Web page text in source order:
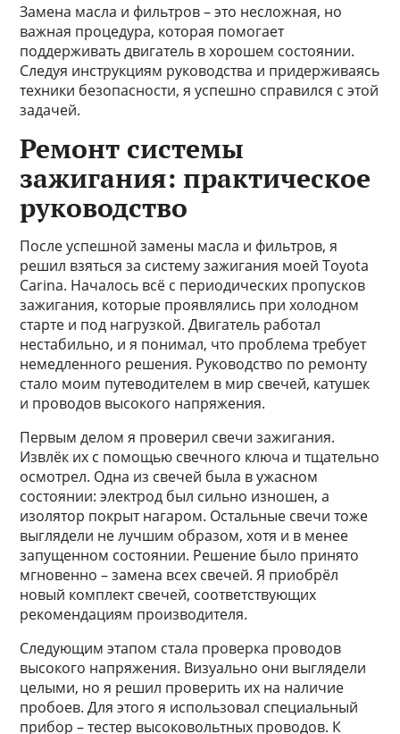
Замена масла и фильтров – это несложная, но
важная процедура, которая помогает
поддерживать двигатель в хорошем состоянии.
Следуя инструкциям руководства и придерживаясь
техники безопасности, я успешно справился с этой
задачей.
Ремонт системы
зажигания: практическое
руководство
После успешной замены масла и фильтров, я
решил взяться за систему зажигания моей Toyota
Carina. Началось всё с периодических пропусков
зажигания, которые проявлялись при холодном
старте и под нагрузкой. Двигатель работал
нестабильно, и я понимал, что проблема требует
немедленного решения. Руководство по ремонту
стало моим путеводителем в мир свечей, катушек
и проводов высокого напряжения.
Первым делом я проверил свечи зажигания.
Извлёк их с помощью свечного ключа и тщательно
осмотрел. Одна из свечей была в ужасном
состоянии: электрод был сильно изношен, а
изолятор покрыт нагаром. Остальные свечи тоже
выглядели не лучшим образом, хотя и в менее
запущенном состоянии. Решение было принято
мгновенно – замена всех свечей. Я приобрёл
новый комплект свечей, соответствующих
рекомендациям производителя.
Следующим этапом стала проверка проводов
высокого напряжения. Визуально они выглядели
целыми, но я решил проверить их на наличие
пробоев. Для этого я использовал специальный
прибор – тестер высоковольтных проводов. К